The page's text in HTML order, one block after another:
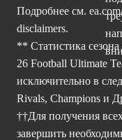
Подробнее см.
disclaimers.
** Статистика
26 Football Ultimate
исключительно в
Rivals, Champions и
††Для получения
завершить